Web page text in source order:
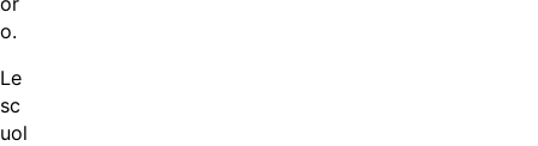
o.
Le
sc
uol